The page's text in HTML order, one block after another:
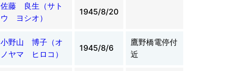
佐藤 良生（サト
ウ ヨシオ）
1945/8/20
小野山 博子（オ
ノヤマ ヒロコ）
1945/8/6
鷹野橋電停付
近